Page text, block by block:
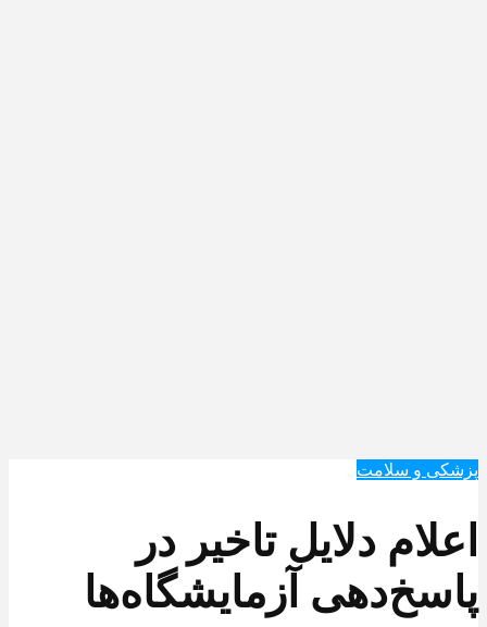
پزشکی و سلامت
اعلام دلایل تاخیر در
پاسخ‌دهی آزمایشگاه‌ها